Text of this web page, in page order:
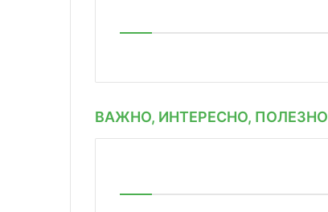
ВАЖНО, ИНТЕРЕСНО, ПОЛЕЗНО